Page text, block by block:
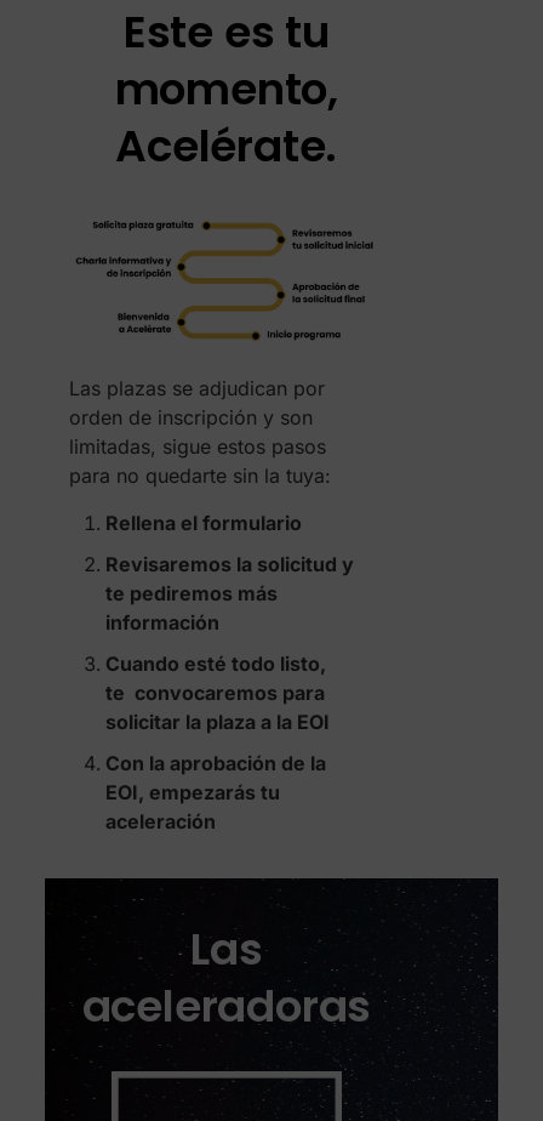
Este es tu
momento,
Acelérate.
Las plazas se adjudican por
orden de inscripción y son
limitadas, sigue estos pasos
para no quedarte sin la tuya:
Rellena el formulario
Revisaremos la solicitud y
te pediremos más
información
Cuando esté todo listo,
te convocaremos para
solicitar la plaza a la EOI
Con la aprobación de la
EOI, empezarás tu
aceleración
Las
aceleradoras